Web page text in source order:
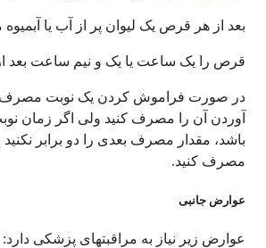
بعد از هر قرص یک لیوان پر از آب یا آبمیوه
قرص را یک ساعت یا یک و نیم ساعت بعد از
در صورت فراموش کردن یک نوبت
آوردن آن را مصرف کنید ولی اگر زمان
باشد، مقدار مصرف بعدی را دو برابر
مصرف کنید.
عوارض جانبی
عوارض زیر نیاز به مراقبتهای پزشکی دارد: